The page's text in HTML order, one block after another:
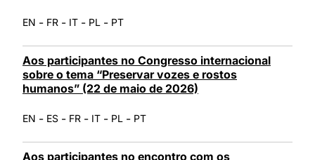
EN - FR - IT - PL - PT
Aos participantes no Congresso internacional
sobre o tema “Preservar vozes e rostos
humanos” (22 de maio de 2026)
EN - ES - FR - IT - PL - PT
Aos participantes no encontro com os